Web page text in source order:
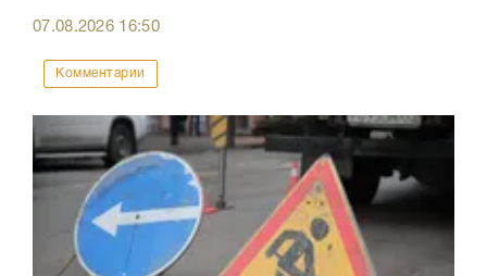
07.08.2026 16:50
Комментарии